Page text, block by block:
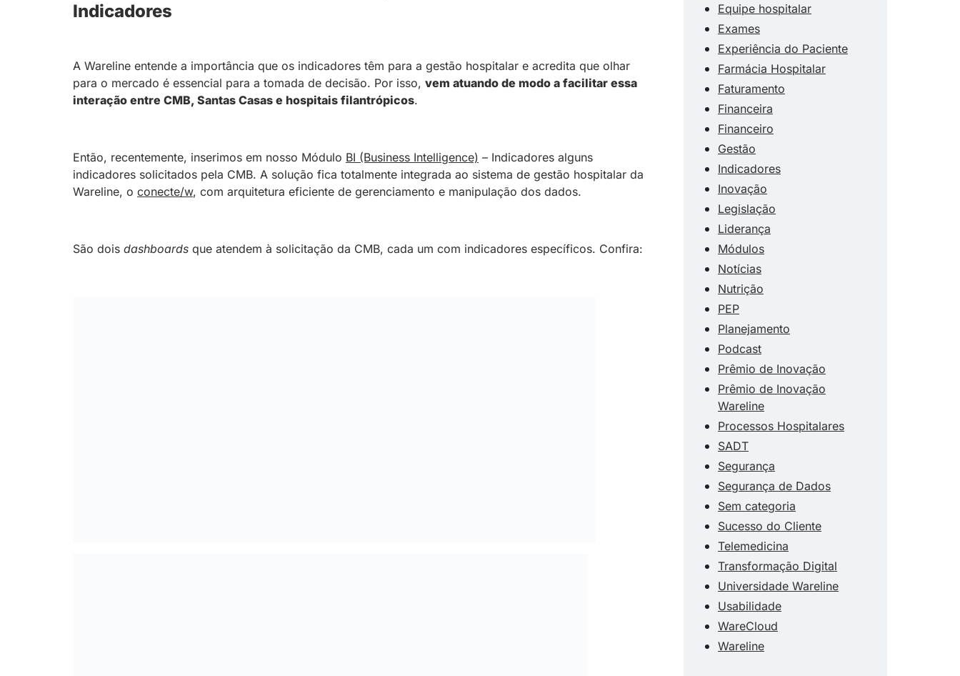
Indicadores
A Wareline entende a importância que os indicadores têm para a gestão hospitalar e acredita que olhar
para o mercado é essencial para a tomada de decisão. Por isso, vem atuando de modo a facilitar essa
interação entre CMB, Santas Casas e hospitais filantrópicos.
Então, recentemente, inserimos em nosso Módulo BI (Business Intelligence) – Indicadores alguns
indicadores solicitados pela CMB. A solução fica totalmente integrada ao sistema de gestão hospitalar da
Wareline, o conecte/w, com arquitetura eficiente de gerenciamento e manipulação dos dados.
São dois dashboards que atendem à solicitação da CMB, cada um com indicadores específicos. Confira:
Equipe hospitalar
Exames
Experiência do Paciente
Farmácia Hospitalar
Faturamento
Financeira
Financeiro
Gestão
Indicadores
Inovação
Legislação
Liderança
Módulos
Notícias
Nutrição
PEP
Planejamento
Podcast
Prêmio de Inovação
Prêmio de Inovação
Wareline
Processos Hospitalares
SADT
Segurança
Segurança de Dados
Sem categoria
Sucesso do Cliente
Telemedicina
Transformação Digital
Universidade Wareline
Usabilidade
WareCloud
Wareline